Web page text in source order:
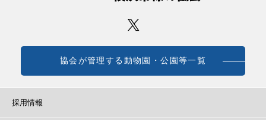
協会が管理する動物園・公園等一覧
採用情報